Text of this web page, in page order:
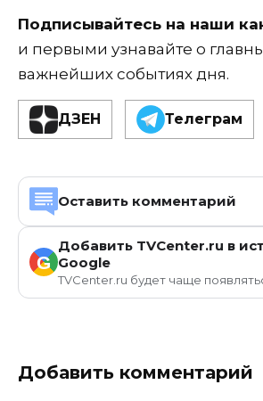
Подписывайтесь на наши
и первыми узнавайте о
важнейших событиях дня.
ДЗЕН Телеграм
Оставить комментарий
G
Добавить TVCenter.ru в
Google
TVCenter.ru будет чаще
Добавить комментарий